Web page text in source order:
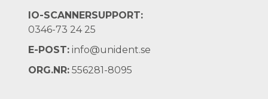
IO-SCANNERSUPPORT:
0346-73 24 25
E-POST: info@unident.se
ORG.NR: 556281-8095